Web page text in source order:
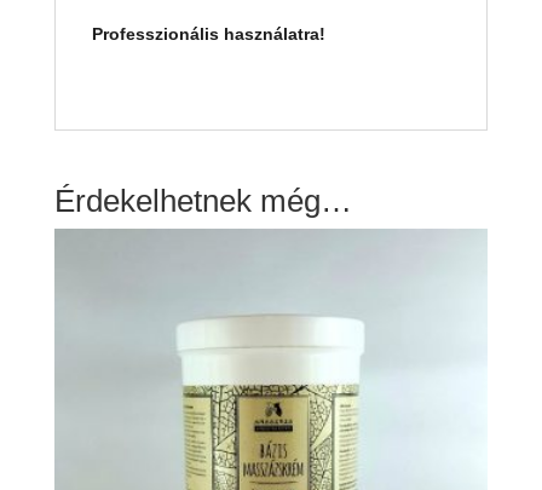
Professzionális használatra!
Érdekelhetnek még…